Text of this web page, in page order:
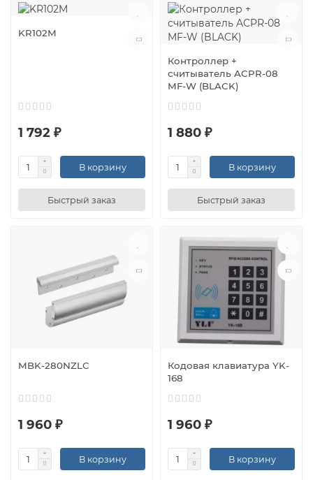
KR102M
1 792 ₽
В корзину
Быстрый заказ
Контроллер +
считыватель ACPR-08
MF-W (BLACK)
1 880 ₽
В корзину
Быстрый заказ
MBK-280NZLC
1 960 ₽
В корзину
Кодовая клавиатура YK-
168
1 960 ₽
В корзину